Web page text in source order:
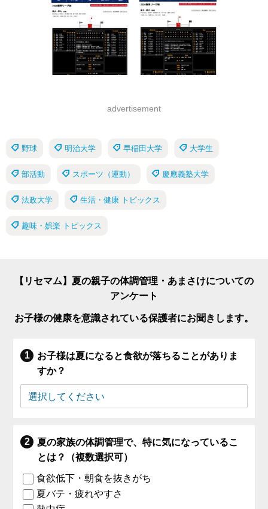
advertisement
野球 明治大学 早稲田大学 大学生
部活動 スポーツ（運動） 慶應義塾大学
法政大学 生活・健康 トピックス
趣味・娯楽 トピックス
【リセマム】夏の親子の体調管理・あまさけについての
アンケート
お子様の健康を意識されている保護者にお聞きします。
お子様は夏になると食欲が落ちることがありま
すか？
夏の家族の体調管理で、特に気になっているこ
とは？（複数選択可）
食欲低下・朝食を抜きがち
夏バテ・疲れやすさ